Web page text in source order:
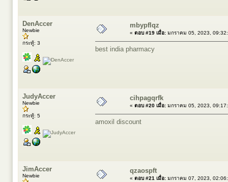
DenAccer
Newbie
กระทู้: 3
mbypflqz
« ตอบ #19 เมื่อ: มกราคม 05, 2023,
best india pharmacy
JudyAccer
Newbie
กระทู้: 5
cihpagqrfk
« ตอบ #20 เมื่อ: มกราคม 05, 2023,
amoxil discount
JimAccer
Newbie
qzaospft
« ตอบ #21 เมื่อ: มกราคม 07, 2023,